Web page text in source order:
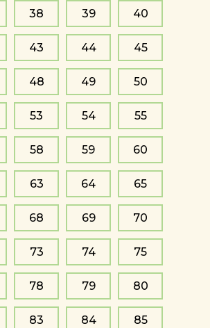
38 39 40
43 44 45
48 49 50
53 54 55
58 59 60
63 64 65
68 69 70
73 74 75
78 79 80
83 84 85